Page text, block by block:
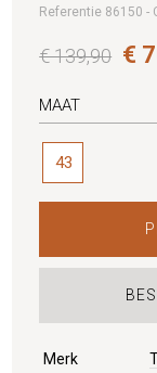
Referentie 86150 -
€ 139,90 €
MAAT
43
Merk